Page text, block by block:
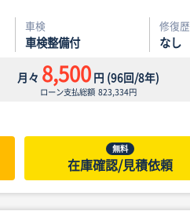
車検
車検整備付
修復歴
なし
月々 8,500円 (96回/8年)
ローン支払総額 823,334円
無料
在庫確認/見積依頼